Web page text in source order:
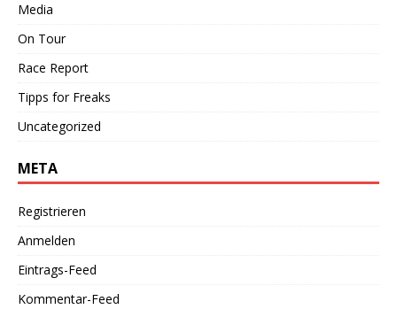
Media
On Tour
Race Report
Tipps for Freaks
Uncategorized
META
Registrieren
Anmelden
Eintrags-Feed
Kommentar-Feed